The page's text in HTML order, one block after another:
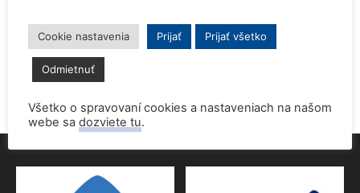
9. júna 2026
Povolenie jadrového dozoru pre 4.blok EMO
9. júna 2026
Cookie nastavenia Prijať Prijať všetko
Odmietnuť
Všetko o spravovaní cookies a nastaveniach na našom
webe sa dozviete tu.